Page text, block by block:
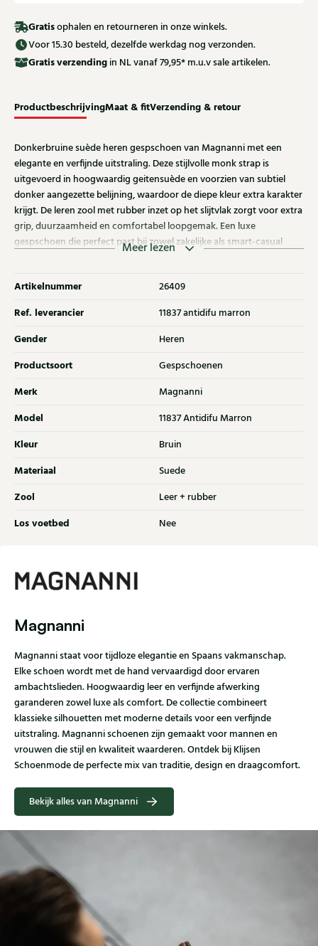
Gratisophalen en retourneren in onze winkels.
Voor 15.30 besteld, dezelfde werkdag nog verzonden.
Gratisverzending in NL vanaf 79,95* m.u.v sale artikelen.
ProductbeschrijvingMaat & fitVerzending & retour
Donkerbruine suède heren gespschoen van Magnanni met een
elegante en verfijnde uitstraling. Deze stijlvolle monk strap is
uitgevoerd in hoogwaardig geitensuède en voorzien van subtiel
donker aangezette belijning, waardoor de diepe kleur extra karakter
krijgt. De leren zool met rubber inzet op het slijtvlak zorgt voor extra
grip, duurzaamheid en comfortabel loopgemak. Een luxe
gespschoen die perfect past bij zowel zakelijke als smart-casual
Meer lezen
Artikelnummer 26409
Ref. leverancier 11837 antidifu marron
Gender Heren
Productsoort Gespschoenen
Merk Magnanni
Model 11837 Antidifu Marron
Kleur Bruin
Materiaal Suede
Zool Leer + rubber
Los voetbed Nee
Magnanni
Magnanni staat voor tijdloze elegantie en Spaans vakmanschap.
Elke schoen wordt met de hand vervaardigd door ervaren
ambachtslieden. Hoogwaardig leer en verfijnde afwerking
garanderen zowel luxe als comfort. De collectie combineert
klassieke silhouetten met moderne details voor een verfijnde
uitstraling. Magnanni schoenen zijn gemaakt voor mannen en
vrouwen die stijl en kwaliteit waarderen. Ontdek bij Klijsen
Schoenmode de perfecte mix van traditie, design en draagcomfort.
Bekijk alles van Magnanni